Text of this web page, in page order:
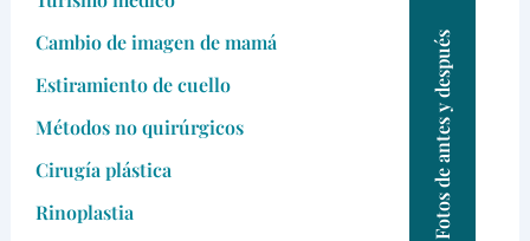
Cambio de imagen de mamá
Estiramiento de cuello
Métodos no quirúrgicos
Cirugía plástica
Rinoplastia
Fotos de antes y después